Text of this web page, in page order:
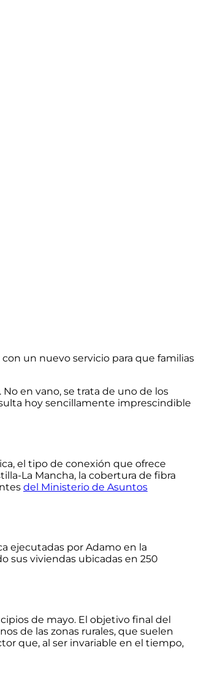
un nuevo servicio para que familias
en vano, se trata de uno de los
hoy sencillamente imprescindible
el tipo de conexión que ofrece
La Mancha, la cobertura de fibra
del Ministerio de Asuntos
ejecutadas por Adamo en la
sus viviendas ubicadas en 250
de mayo. El objetivo final del
de las zonas rurales, que suelen
que, al ser invariable en el tiempo,